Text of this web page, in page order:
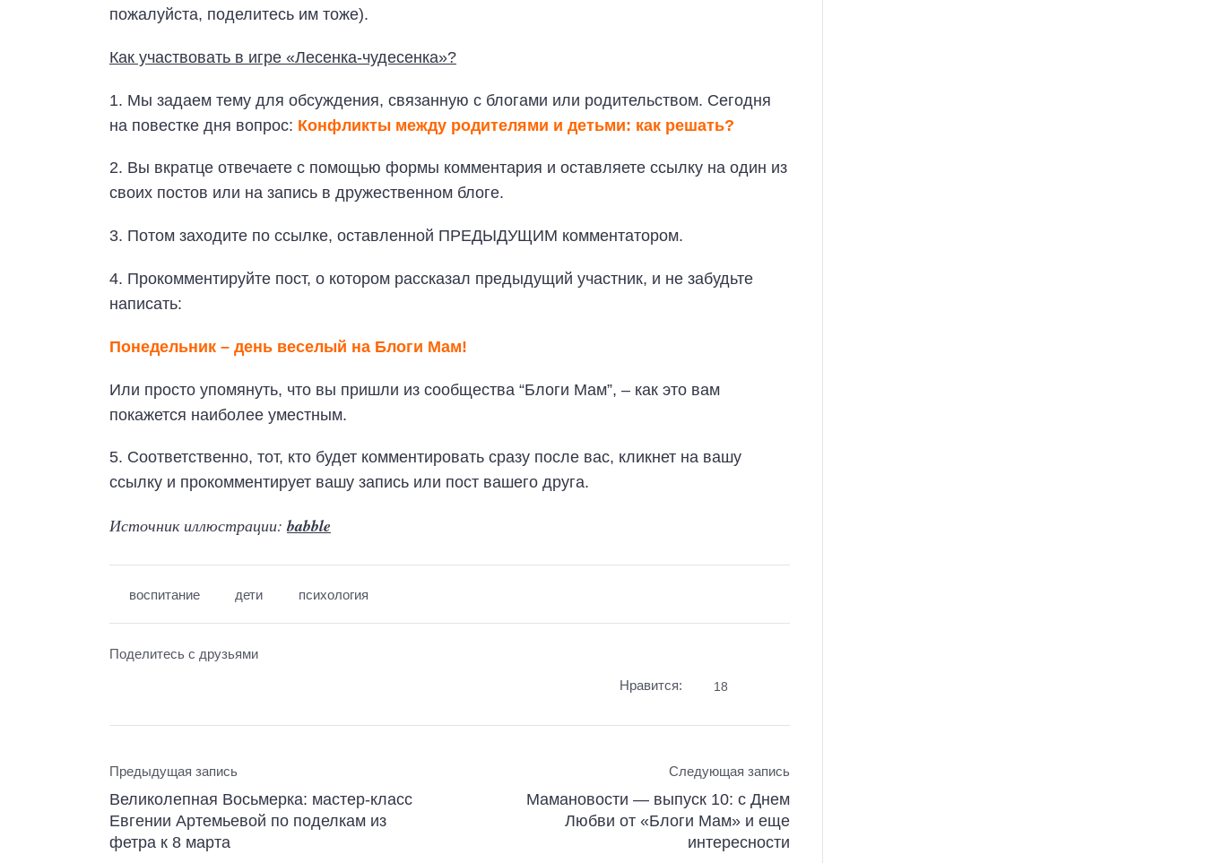
пожалуйста, поделитесь им тоже).
Как участвовать в игре «Лесенка-чудесенка»?
1. Мы задаем тему для обсуждения, связанную с блогами или родительством. Сегодня
на повестке дня вопрос: Конфликты между родителями и детьми: как решать?
2. Вы вкратце отвечаете с помощью формы комментария и оставляете ссылку на один из
своих постов или на запись в дружественном блоге.
3. Потом заходите по ссылке, оставленной ПРЕДЫДУЩИМ комментатором.
4. Прокомментируйте пост, о котором рассказал предыдущий участник, и не забудьте
написать:
Понедельник – день веселый на Блоги Мам!
Или просто упомянуть, что вы пришли из сообщества “Блоги Мам”, – как это вам
покажется наиболее уместным.
5. Соответственно, тот, кто будет комментировать сразу после вас, кликнет на вашу
ссылку и прокомментирует вашу запись или пост вашего друга.
Источник иллюстрации:babble
воспитание дети психология
Поделитесь с друзьями
Нравится: 18
Предыдущая запись
Великолепная Восьмерка: мастер-класс
Евгении Артемьевой по поделкам из
фетра к 8 марта
Следующая запись
Мамановости — выпуск 10: с Днем
Любви от «Блоги Мам» и еще
интересности